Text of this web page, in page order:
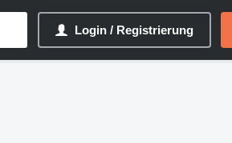
Login / Registrierung